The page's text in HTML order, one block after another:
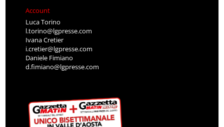
Account
Luca Torino
l.torino@lgpresse.com
Ivana Cretier
i.cretier@lgpresse.com
Daniele Fimiano
d.fimiano@lgpresse.com